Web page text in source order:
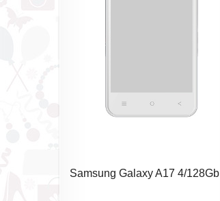
Samsung Galaxy A17 4/128Gb